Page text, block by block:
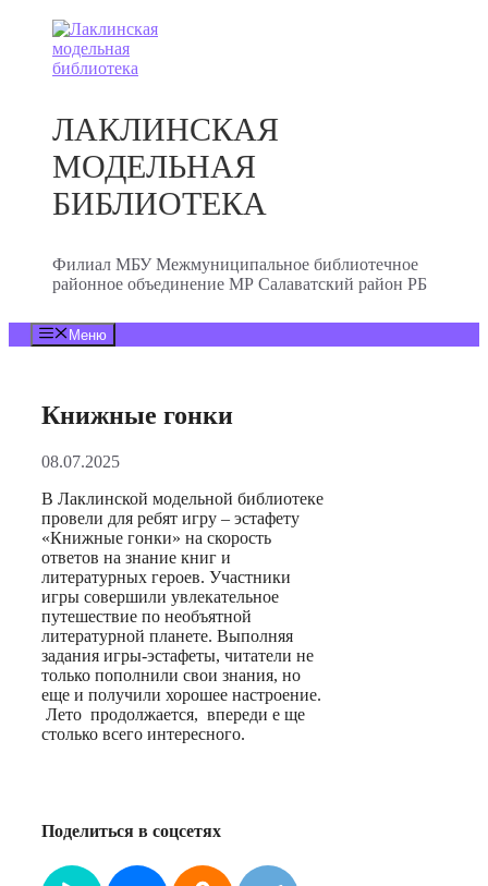
Перейти
содержимому
ЛАКЛИНСКАЯ
МОДЕЛЬНАЯ
БИБЛИОТЕКА
Филиал МБУ Межмуниципальное библиотечное
районное объединение МР Салаватский район РБ
Меню
Книжные гонки
08.07.2025
В Лаклинской модельной библиотеке
провели для ребят игру – эстафету
«Книжные гонки» на скорость
ответов на знание книг и
литературных героев. Участники
игры совершили увлекательное
путешествие по необъятной
литературной планете. Выполняя
задания игры-эстафеты, читатели ‍‍не
только пополнили свои знания, но
еще и получили хорошее настроение.
Лето продолжается, впереди е ще
столько всего интересного.
Поделиться в соцсетях